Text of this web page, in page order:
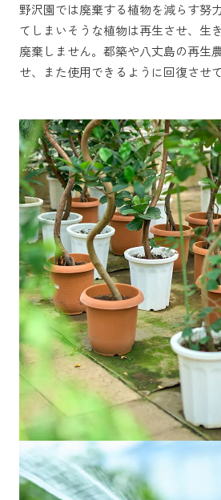
野沢園では廃棄する植物を減らす努
てしまいそうな植物は再生させ、生
廃棄しません。都築や八丈島の再生
せ、また使用できるように回復させて